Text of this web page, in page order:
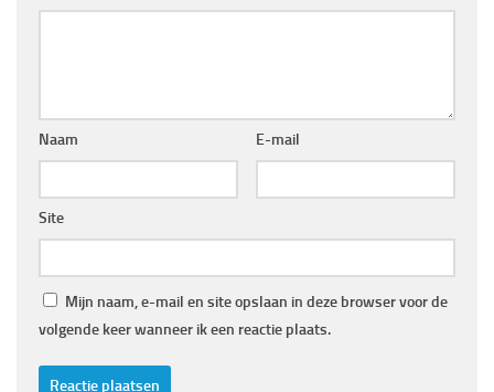
Naam E-mail
Site
Mijn naam, e-mail en site opslaan in deze browser voor de
volgende keer wanneer ik een reactie plaats.